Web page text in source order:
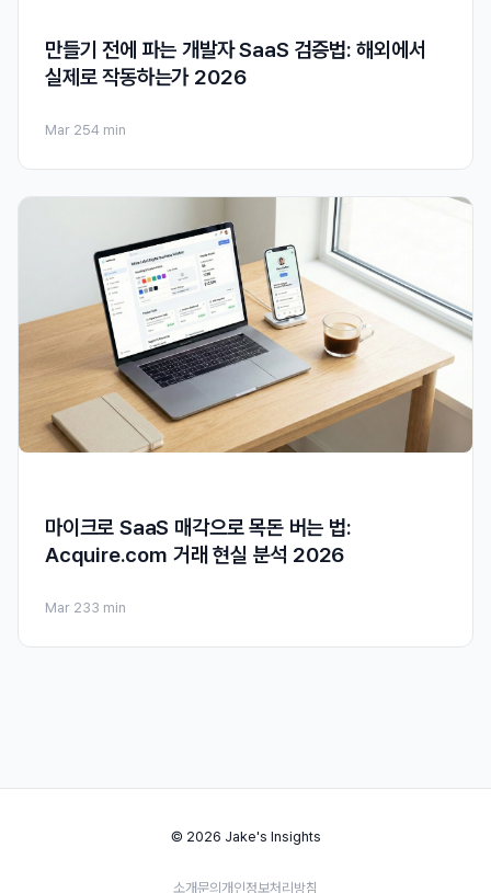
만들기 전에 파는 개발자 SaaS 검증법: 해외에서
실제로 작동하는가 2026
Mar 254 min
마이크로 SaaS 매각으로 목돈 버는 법:
Acquire.com 거래 현실 분석 2026
Mar 233 min
© 2026 Jake's Insights
소개문의 개인정보처리방침